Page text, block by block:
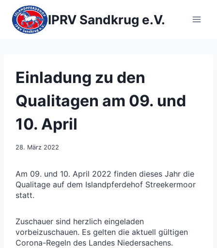
Inhalt
springen
IPRV Sandkrug e.V.
Einladung zu den
Qualitagen am 09. und
10. April
28. März 2022
Am 09. und 10. April 2022 finden dieses Jahr die
Qualitage auf dem Islandpferdehof Streekermoor
statt.
Zuschauer sind herzlich eingeladen
vorbeizuschauen. Es gelten die aktuell gültigen
Corona-Regeln des Landes Niedersachens.